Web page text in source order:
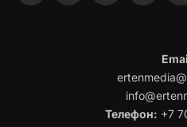
Телефон: +7